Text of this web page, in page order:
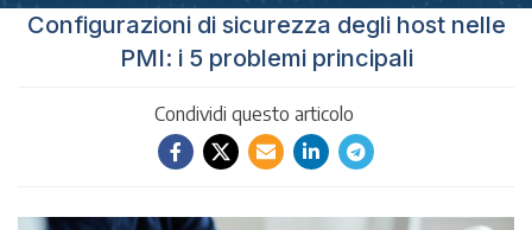
Configurazioni di sicurezza degli host nelle
PMI: i 5 problemi principali
Condividi questo articolo